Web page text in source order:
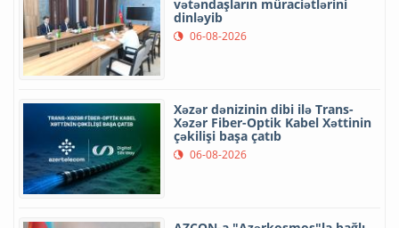
vətəndaşların müraciətlərini
dinləyib
06-08-2026
Xəzər dənizinin dibi ilə Trans-
Xəzər Fiber-Optik Kabel Xəttinin
çəkilişi başa çatıb
06-08-2026